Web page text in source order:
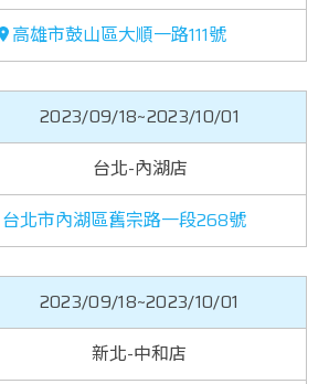
高雄市鼓山區大順一路111號
2023/09/18~2023/10/01
台北-內湖店
台北市內湖區舊宗路一段268號
2023/09/18~2023/10/01
新北-中和店